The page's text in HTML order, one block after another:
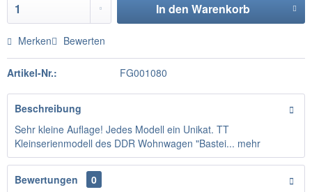
In den Warenkorb
Merken Bewerten
Artikel-Nr.: FG001080
Beschreibung
Sehr kleine Auflage! Jedes Modell ein Unikat. TT
Kleinserienmodell des DDR Wohnwagen "Bastei... mehr
Bewertungen
0